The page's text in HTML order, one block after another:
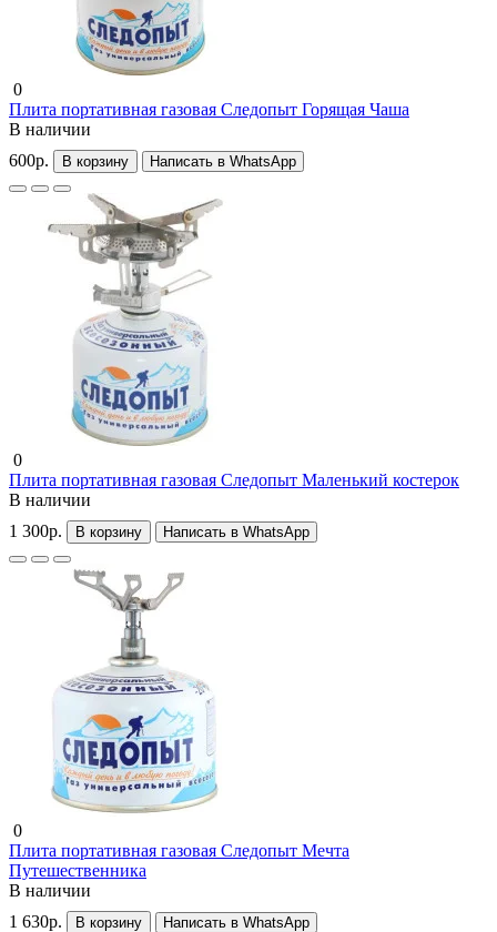
0
Плита портативная газовая Следопыт Горящая Чаша
В наличии
600р.
В корзину Написать в WhatsApp
0
Плита портативная газовая Следопыт Маленький костерок
В наличии
1 300р.
В корзину Написать в WhatsApp
0
Плита портативная газовая Следопыт Мечта
Путешественника
В наличии
1 630р.
В корзину Написать в WhatsApp